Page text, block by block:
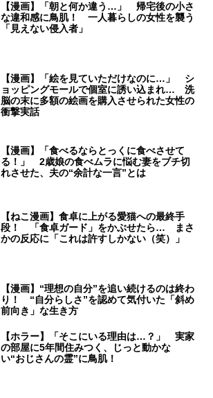
【漫画】「朝と何か違う…」 帰宅後の小さ
な違和感に鳥肌！ 一人暮らしの女性を襲う
「見えない侵入者」
【漫画】「絵を見ていただけなのに…」 シ
ョッピングモールで個室に誘い込まれ… 洗
脳の末に多額の絵画を購入させられた女性の
衝撃実話
【漫画】「食べるならとっくに食べさせて
る！」 2歳娘の食べムラに悩む妻をブチ切
れさせた、夫の“余計な一言”とは
【ねこ漫画】食卓に上がる愛猫への最終手
段！ 「食卓ガード」をかぶせたら… まさ
かの反応に「これは許すしかない（笑）」
【漫画】“理想の自分”を追い続けるのは終わ
り！ “自分らしさ”を認めて気付いた「斜め
前向き」な生き方
【ホラー】「そこにいる理由は…？」 実家
の部屋に5年間住みつく、じっと動かな
い“おじさんの霊”に鳥肌！